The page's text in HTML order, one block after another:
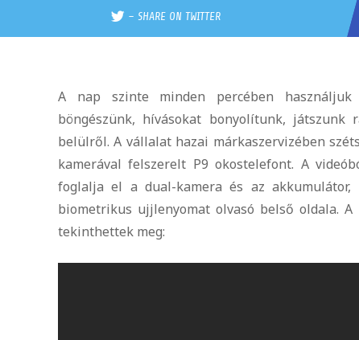
– SHARE ON TWITTER
A nap szinte minden percében használjuk
böngészünk, hívásokat bonyolítunk,
belülről.A vállalat hazai márkaszervizében
kamerával felszerelt P9 okostelefont. A
foglalja el a dual-kamera és az
biometrikus ujjlenyomat olvasó belső oldala.
tekinthettek meg: